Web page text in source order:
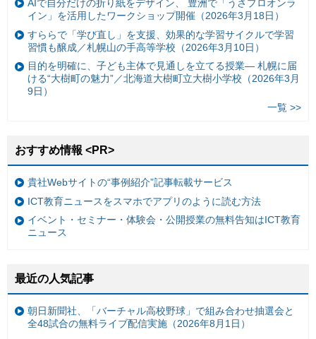
AIで自分だけの折り紙をデザイン、 豊洲で「うさプロオンラ
イン」を活用したワークショップ開催（2026年3月18日）
すららで「学び直し」を支援、効果的な学習サイクルで学習
習慣も醸成／札幌山の手高等学校（2026年3月10日）
目的を明確に、子ども主体で見通しを立てる授業— 札幌に届
ける“大樹町の魅力”／北海道大樹町立大樹小学校（2026年3月
9日）
一覧 >>
おすすめ情報 <PR>
貴社Webサイトの“事例紹介”記事転載サービス
ICT教育ニュースをスマホでアプリのように読む方法
イベント・セミナー・体験会・公開授業の無料告知はICT教育
ニュース
最近の人気記事
朝日新聞社、「バーチャル高校野球」で組み合わせ抽選会と
全48試合の無料ライブ配信実施（2026年8月1日）